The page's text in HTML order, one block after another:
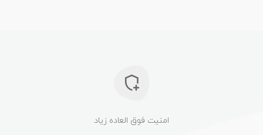
امنیت فوق العاده زیاد